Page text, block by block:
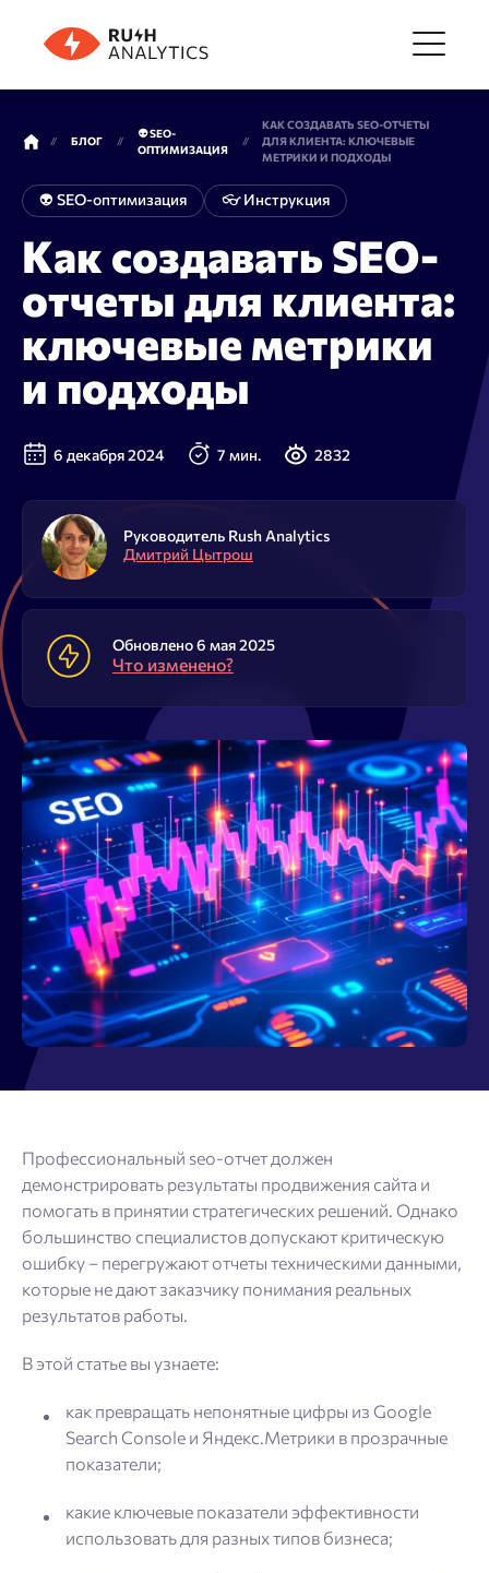
Инструменты
FAQ
Цены
О компании
SEO продвижение
Войти Попробовать бесплатно
БЛОГ
👽 SEO-
ОПТИМИЗАЦИЯ
КАК СОЗДАВАТЬ SEO-ОТЧЕТЫ
ДЛЯ КЛИЕНТА: КЛЮЧЕВЫЕ
МЕТРИКИ И ПОДХОДЫ
👽 SEO-оптимизация 👓 Инструкция
Как создавать SEO-
отчеты для клиента:
ключевые метрики
и подходы
6 декабря 2024 7 мин. 2832
Руководитель Rush Analytics
Дмитрий Цытрош
Обновлено 6 мая 2025
Что изменено?
Профессиональный seo-отчет должен
демонстрировать результаты продвижения сайта и
помогать в принятии стратегических решений. Однако
большинство специалистов допускают критическую
ошибку – перегружают отчеты техническими данными,
которые не дают заказчику понимания реальных
результатов работы.
В этой статье вы узнаете:
как превращать непонятные цифры из Google
Search Console и Яндекс.Метрики в прозрачные
показатели;
какие ключевые показатели эффективности
использовать для разных типов бизнеса;